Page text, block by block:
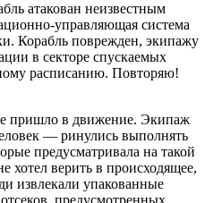
атакован неизвестным
управляющая система
Корабль поврежден, экипажу
в секторе спускаемых
расписанию. Повторяю!
пришло в движение. Экипаж
— ринулись выполнять
предусматривала на такой
хотел верить в происходящее,
извлекали упакованные